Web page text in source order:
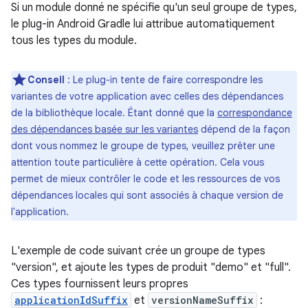
Si un module donné ne spécifie qu'un seul groupe de types,
le plug-in Android Gradle lui attribue automatiquement
tous les types du module.
Conseil : Le plug-in tente de faire correspondre les
variantes de votre application avec celles des dépendances
de la bibliothèque locale. Étant donné que la correspondance
des dépendances basée sur les variantes dépend de la façon
dont vous nommez le groupe de types, veuillez prêter une
attention toute particulière à cette opération. Cela vous
permet de mieux contrôler le code et les ressources de vos
dépendances locales qui sont associés à chaque version de
l'application.
L'exemple de code suivant crée un groupe de types
"version", et ajoute les types de produit "demo" et "full".
Ces types fournissent leurs propres
applicationIdSuffix et versionNameSuffix :